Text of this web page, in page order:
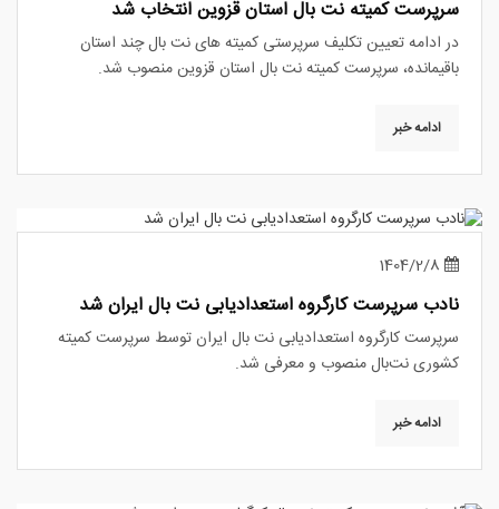
سرپرست کمیته نت بال استان قزوین انتخاب شد
در ادامه تعیین تکلیف سرپرستی کمیته های نت بال چند استان
باقیمانده، سرپرست کمیته نت بال استان قزوین منصوب شد.
ادامه خبر
نادب سرپرست کارگروه استعدادیابی نت بال ایران شد
سرپرست کارگروه استعدادیابی نت بال ایران توسط سرپرست کمیته
کشوری نت‌بال منصوب و معرفی شد.
ادامه خبر